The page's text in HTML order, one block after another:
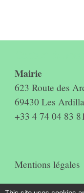
Mairie
623 Route des
69430 Les
+33 4 74 04 83 81
Mentions légales
Accessibilité -